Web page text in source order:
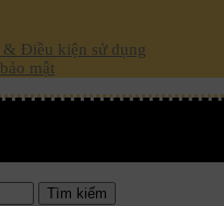
Điều kiện sử dụng
mật
Tìm kiếm